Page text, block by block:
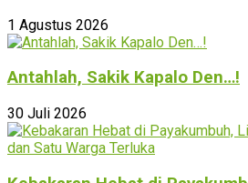
1 Agustus 2026
Antahlah, Sakik Kapalo Den…!
30 Juli 2026